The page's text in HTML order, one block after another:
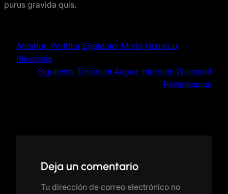
purus gravida quis.
Anterior: Porttitor Egetdolor Morbi Nonarcu
Risusquis
Siguiente: Tincidunt Augue Interdum Wuismod
Pellentesque
Deja un comentario
Tu dirección de correo electrónico no